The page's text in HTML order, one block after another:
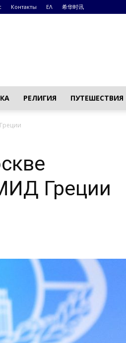
Контакты ΕΛ 希华时讯
РЕЛИГИЯ ПУТЕШЕСТВИЯ
Греции